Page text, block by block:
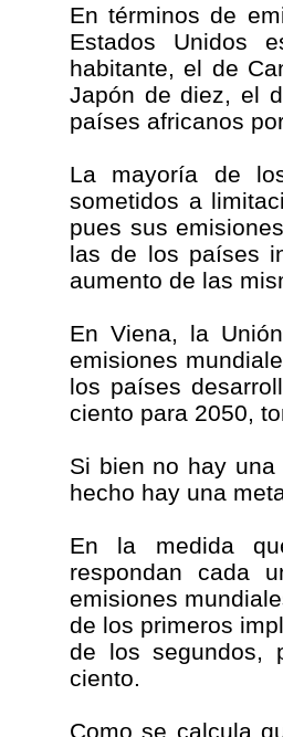
En términos de
Estados Unidos
habitante, el de
Japón de diez, el
países africanos
La mayoría de
sometidos a
pues sus
las de los países
aumento de las
En Viena, la
emisiones
los países
ciento para 2050,
Si bien no hay
hecho hay una
En la medida
respondan cada
emisiones
de los primeros
de los segundos,
ciento.
Como se calcula